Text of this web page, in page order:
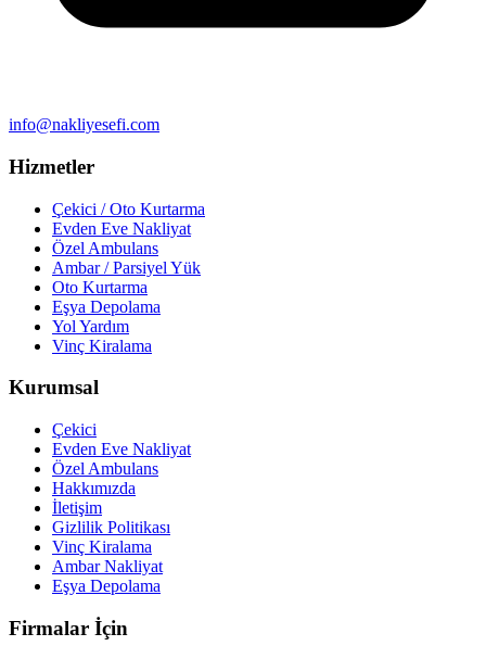
info@nakliyesefi.com
Hizmetler
Çekici / Oto Kurtarma
Evden Eve Nakliyat
Özel Ambulans
Ambar / Parsiyel Yük
Oto Kurtarma
Eşya Depolama
Yol Yardım
Vinç Kiralama
Kurumsal
Çekici
Evden Eve Nakliyat
Özel Ambulans
Hakkımızda
İletişim
Gizlilik Politikası
Vinç Kiralama
Ambar Nakliyat
Eşya Depolama
Firmalar İçin